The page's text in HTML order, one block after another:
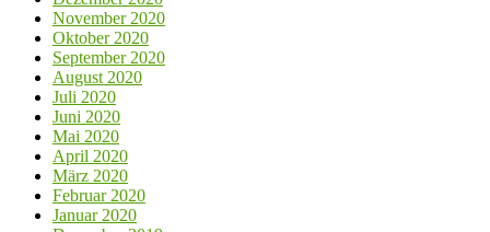
November 2020
Oktober 2020
September 2020
August 2020
Juli 2020
Juni 2020
Mai 2020
April 2020
März 2020
Februar 2020
Januar 2020